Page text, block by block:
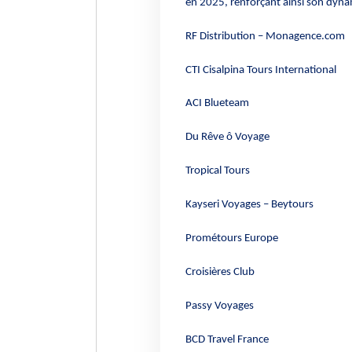
en 2025, renforçant ainsi son
RF Distribution – Monagence.com
CTI Cisalpina Tours International
ACI Blueteam
Du Rêve ô Voyage
Tropical Tours
Kayseri Voyages – Beytours
Prométours Europe
Croisières Club
Passy Voyages
BCD Travel France